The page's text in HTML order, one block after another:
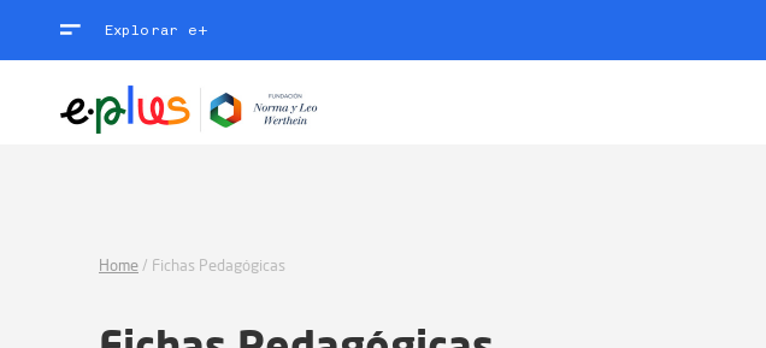
Explorar e+
Home / Fichas Pedagógicas